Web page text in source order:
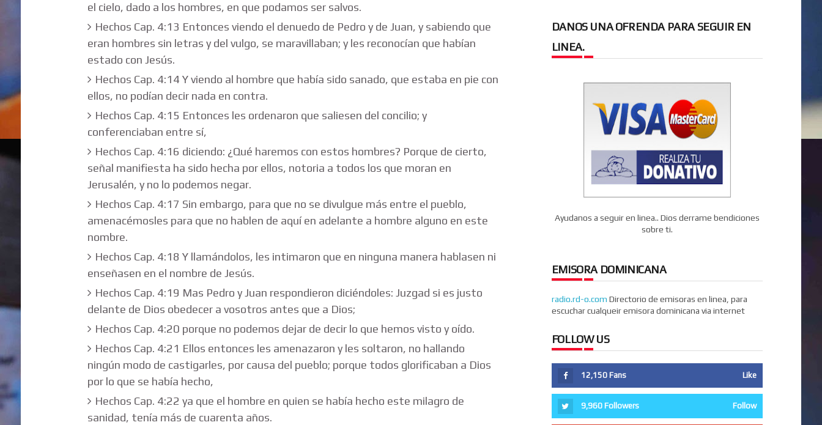
el cielo, dado a los hombres, en que podamos ser salvos.
Hechos Cap. 4:13 Entonces viendo el denuedo de Pedro y de Juan, y sabiendo que
eran hombres sin letras y del vulgo, se maravillaban; y les reconocían que habían
estado con Jesús.
Hechos Cap. 4:14 Y viendo al hombre que había sido sanado, que estaba en pie con
ellos, no podían decir nada en contra.
Hechos Cap. 4:15 Entonces les ordenaron que saliesen del concilio; y
conferenciaban entre sí,
Hechos Cap. 4:16 diciendo: ¿Qué haremos con estos hombres? Porque de cierto,
señal manifiesta ha sido hecha por ellos, notoria a todos los que moran en
Jerusalén, y no lo podemos negar.
Hechos Cap. 4:17 Sin embargo, para que no se divulgue más entre el pueblo,
amenacémosles para que no hablen de aquí en adelante a hombre alguno en este
nombre.
Hechos Cap. 4:18 Y llamándolos, les intimaron que en ninguna manera hablasen ni
enseñasen en el nombre de Jesús.
Hechos Cap. 4:19 Mas Pedro y Juan respondieron diciéndoles: Juzgad si es justo
delante de Dios obedecer a vosotros antes que a Dios;
Hechos Cap. 4:20 porque no podemos dejar de decir lo que hemos visto y oído.
Hechos Cap. 4:21 Ellos entonces les amenazaron y les soltaron, no hallando
ningún modo de castigarles, por causa del pueblo; porque todos glorificaban a Dios
por lo que se había hecho,
Hechos Cap. 4:22 ya que el hombre en quien se había hecho este milagro de
sanidad, tenía más de cuarenta años.
DANOS UNA OFRENDA PARA SEGUIR EN
LINEA.
Ayudanos a seguir en linea.. Dios derrame bendiciones
sobre ti.
EMISORA DOMINICANA
radio.rd-o.com Directorio de emisoras en linea, para
escuchar cualqueir emisora dominicana via internet
FOLLOW US
12,150 Fans Like
9,960 Followers Follow